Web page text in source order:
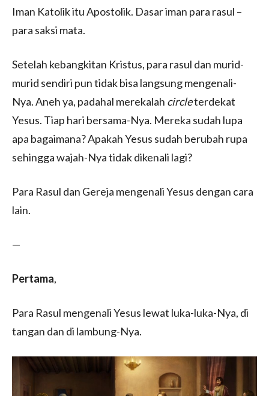
Iman Katolik itu Apostolik. Dasar iman para rasul –
para saksi mata.
Setelah kebangkitan Kristus, para rasul dan murid-
murid sendiri pun tidak bisa langsung mengenali-
Nya. Aneh ya, padahal merekalah circleterdekat
Yesus. Tiap hari bersama-Nya. Mereka sudah lupa
apa bagaimana? Apakah Yesus sudah berubah rupa
sehingga wajah-Nya tidak dikenali lagi?
Para Rasul dan Gereja mengenali Yesus dengan cara
lain.
—
Pertama,
Para Rasul mengenali Yesus lewat luka-luka-Nya, di
tangan dan di lambung-Nya.